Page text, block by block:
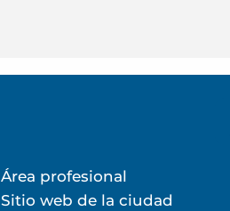
Área profesional
Sitio web de la ciudad